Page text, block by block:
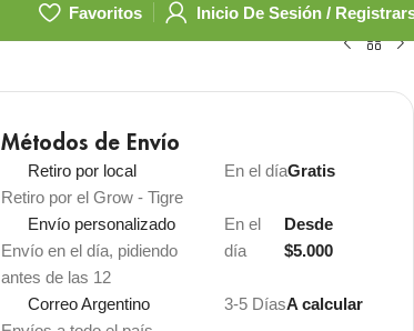
Favoritos
Inicio De Sesión /
Métodos de Envío
Retiro por local
Retiro por el Grow - Tigre
En el díaGratis
Envío personalizado
Envío en el día, pidiendo
antes de las 12
En el
día
Desde
$5.000
Correo Argentino
3-5 DíasA calcular